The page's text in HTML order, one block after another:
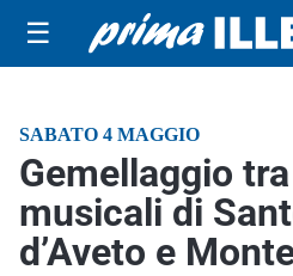
☰
SABATO 4 MAGGIO
Gemellaggio
musicali di
d’Aveto e